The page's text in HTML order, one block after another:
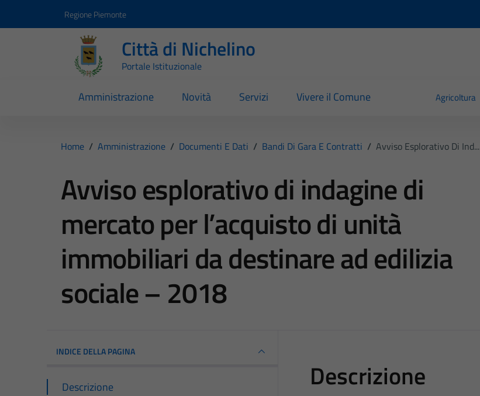
Regione Piemonte
Città di Nichelino
Portale Istituzionale
Amministrazione Novità Servizi Vivere il Comune Agricoltura
Home / Amministrazione / Documenti E Dati / Bandi Di Gara E Contratti / Avviso Esplorativo Di Ind...
Avviso esplorativo di indagine di
mercato per l’acquisto di unità
immobiliari da destinare ad edilizia
sociale – 2018
INDICE DELLA PAGINA
Descrizione Descrizione